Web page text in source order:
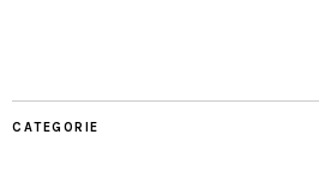
CATEGORIE